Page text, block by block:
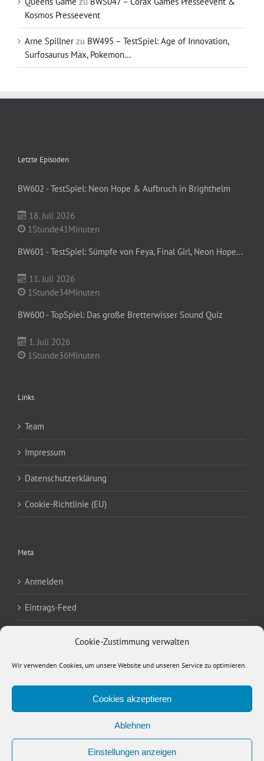
Cookie-Zustimmung verwalten
Wir verwenden Cookies, um unsere Website und unseren Service zu optimieren.
Cookies akzeptieren
Ablehnen
Einstellungen anzeigen
Kosmos Presseevent
Arne Spillner zu BW495 – TestSpiel: Age of Innovation,
Surfosaurus Max, Pokemon…
Letzte Episoden
BW602 - TestSpiel: Neon Hope & Aufbruch in Brighthelm
18. Juli 2026
1Stunde41Minuten
BW601 - TestSpiel: Sümpfe von Feya, Final Girl, Neon Hope...
11. Juli 2026
1Stunde34Minuten
BW600 - TopSpiel: Das große Bretterwisser Sound Quiz
1. Juli 2026
1Stunde36Minuten
Links
Team
Impressum
Datenschutzerklärung
Cookie-Richtlinie (EU)
Meta
Anmelden
Eintrags-Feed
Copyright 2012 Avada | All Rights Reserved | Powered byWordPress|
Theme Fusion